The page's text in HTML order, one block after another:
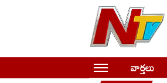
వార్తలు